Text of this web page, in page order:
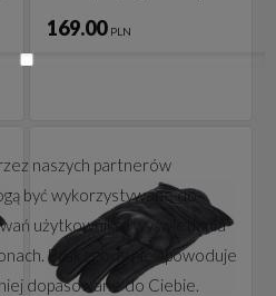
169.00 PLN
naszych partnerów
być wykorzystywane do
użytkownika i wyświetlania
Brak zgody nie spowoduje
dopasowane do Ciebie.